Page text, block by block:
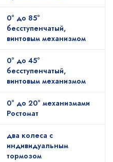
0° до 85°
бесступенчатый,
винтовым механизмом
0° до 45°
бесступенчатый,
винтовым механизмом
0° до 20° механизмами
Ростомат
два колеса с
индивидуальным
тормозом